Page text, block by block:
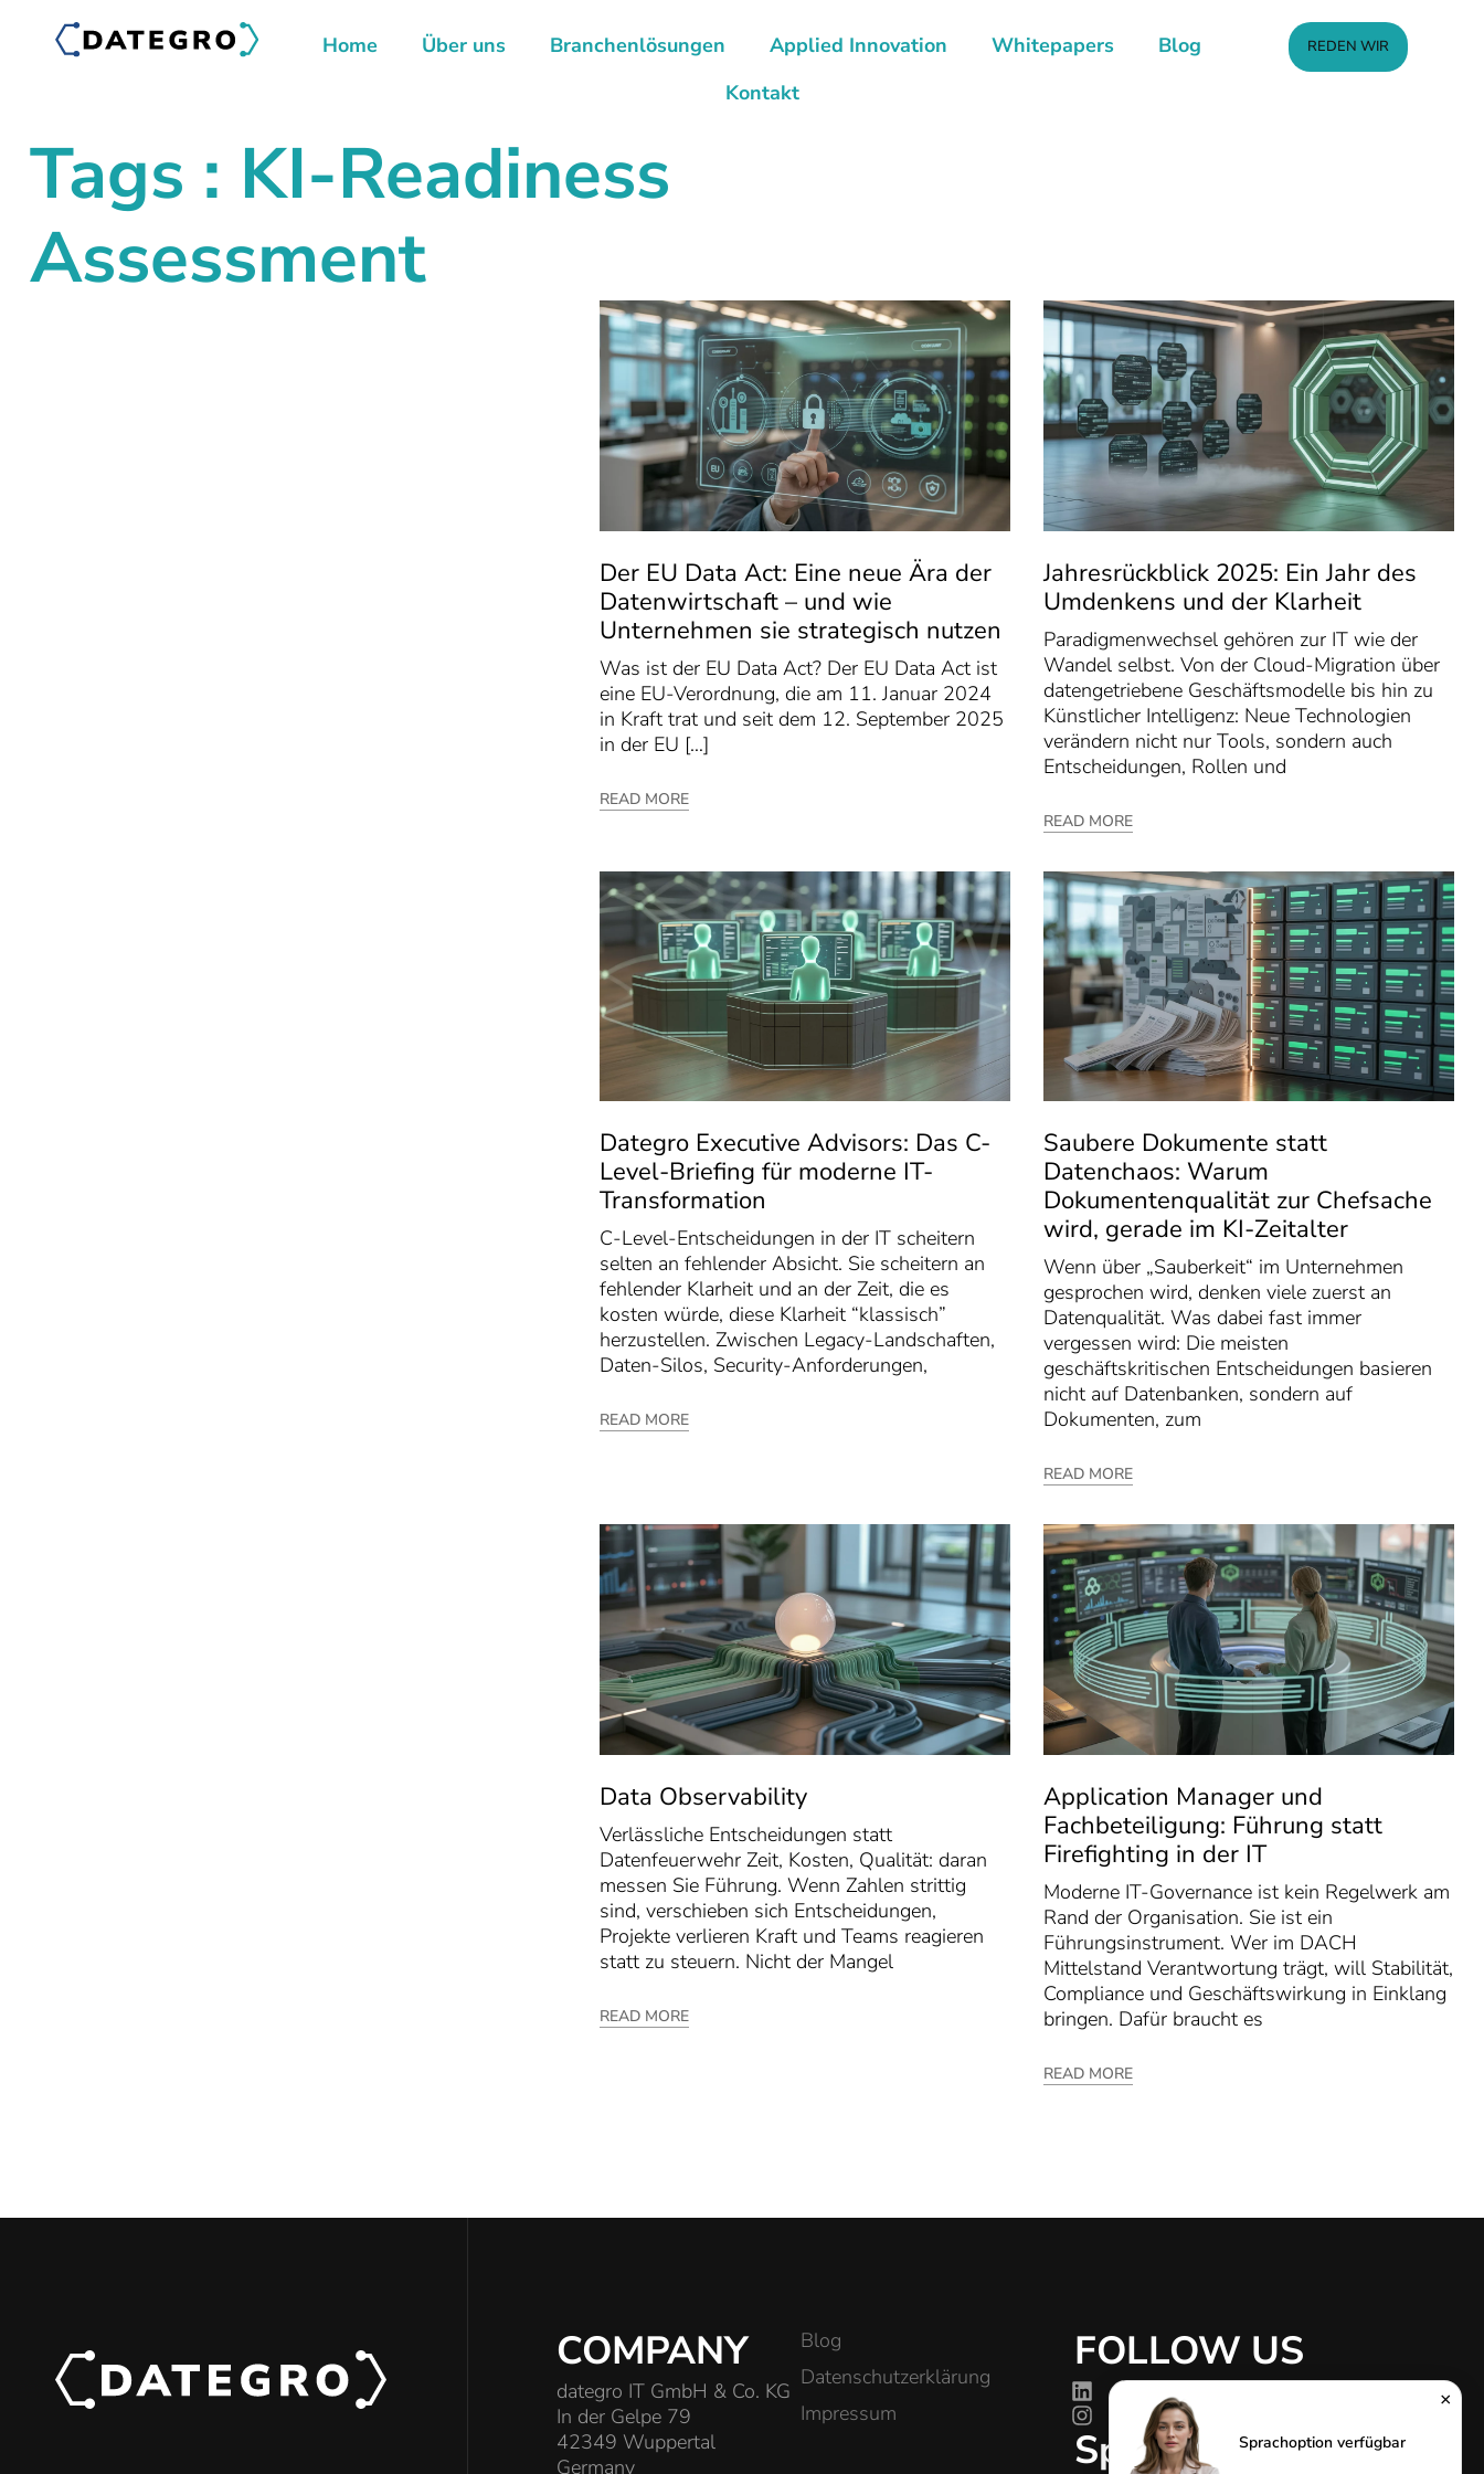
Home Über uns Branchenlösungen Applied Innovation Whitepapers
Blog
Kontakt
REDEN WIR
Tags : KI-Readiness
Assessment
Der EU Data Act: Eine neue Ära der
Datenwirtschaft – und wie
Unternehmen sie strategisch nutzen
Was ist der EU Data Act? Der EU Data Act ist
eine EU-Verordnung, die am 11. Januar 2024
in Kraft trat und seit dem 12. September 2025
in der EU […]
READ MORE
Jahresrückblick 2025: Ein Jahr des
Umdenkens und der Klarheit
Paradigmenwechsel gehören zur IT wie der
Wandel selbst. Von der Cloud-Migration über
datengetriebene Geschäftsmodelle bis hin zu
Künstlicher Intelligenz: Neue Technologien
verändern nicht nur Tools, sondern auch
Entscheidungen, Rollen und
READ MORE
Dategro Executive Advisors: Das C-
Level-Briefing für moderne IT-
Transformation
C-Level-Entscheidungen in der IT scheitern
selten an fehlender Absicht. Sie scheitern an
fehlender Klarheit und an der Zeit, die es
kosten würde, diese Klarheit “klassisch”
herzustellen. Zwischen Legacy-Landschaften,
Daten-Silos, Security-Anforderungen,
READ MORE
Saubere Dokumente statt
Datenchaos: Warum
Dokumentenqualität zur Chefsache
wird, gerade im KI-Zeitalter
Wenn über „Sauberkeit“ im Unternehmen
gesprochen wird, denken viele zuerst an
Datenqualität. Was dabei fast immer
vergessen wird: Die meisten
geschäftskritischen Entscheidungen basieren
nicht auf Datenbanken, sondern auf
Dokumenten, zum
READ MORE
Data Observability
Verlässliche Entscheidungen statt
Datenfeuerwehr Zeit, Kosten, Qualität: daran
messen Sie Führung. Wenn Zahlen strittig
sind, verschieben sich Entscheidungen,
Projekte verlieren Kraft und Teams reagieren
statt zu steuern. Nicht der Mangel
READ MORE
Application Manager und
Fachbeteiligung: Führung statt
Firefighting in der IT
Moderne IT-Governance ist kein Regelwerk am
Rand der Organisation. Sie ist ein
Führungsinstrument. Wer im DACH
Mittelstand Verantwortung trägt, will Stabilität,
Compliance und Geschäftswirkung in Einklang
bringen. Dafür braucht es
READ MORE
COMPANY
dategro IT GmbH & Co. KG
In der Gelpe 79
42349 Wuppertal
Germany
Blog
Datenschutzerklärung
Impressum
FOLLOW US
Sprachen
×
Sprachoption verfügbar